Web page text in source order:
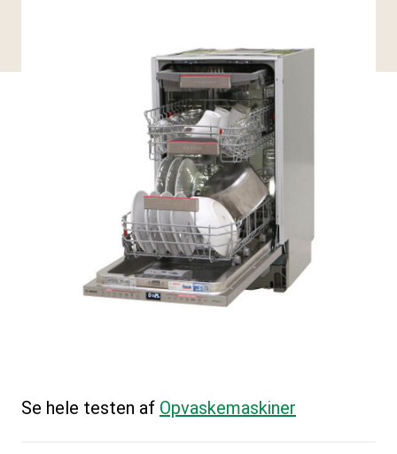
Se hele testen af Opvaskemaskiner